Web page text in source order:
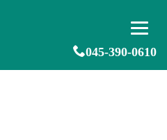
045-390-0610